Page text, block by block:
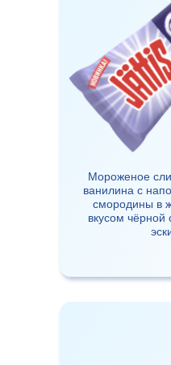
Мороженое
ванилина с
смородины в
вкусом